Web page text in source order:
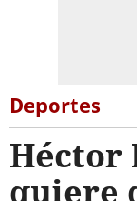
Deportes
Héctor
quiere